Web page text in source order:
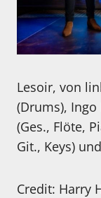
Lesoir, von
(Drums), Ingo
(Ges., Flöte,
Git., Keys)
Credit: Harry